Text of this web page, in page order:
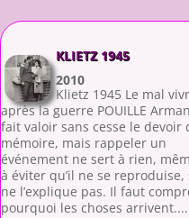
KLIETZ 1945
2010
Klietz 1945 Le mal
après la guerre POUILLE
fait valoir sans cesse le devoir
mémoire, mais rappeler un
événement ne sert à rien,
à éviter qu’il ne se reproduise,
ne l’explique pas. Il faut
pourquoi les choses arrivent....